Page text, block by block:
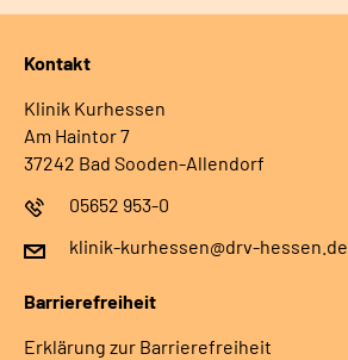
Kontakt
Klinik Kurhessen
Am Haintor 7
37242 Bad Sooden-Allendorf
05652 953-0
klinik-kurhessen@drv-hessen.de
Barrierefreiheit
Erklärung zur Barrierefreiheit